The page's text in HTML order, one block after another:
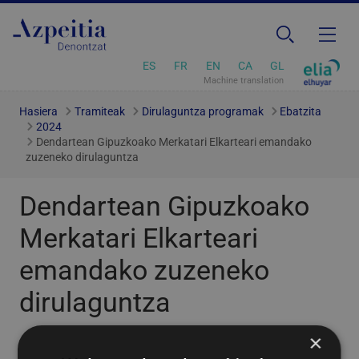
ES FR EN CA GL
Machine translation
Hasiera Tramiteak Dirulaguntza programak
Ebatzita
2024
Dendartean Gipuzkoako Merkatari Elkarteari emandako
zuzeneko dirulaguntza
Dendartean Gipuzkoako
Merkatari Elkarteari
emandako zuzeneko
dirulaguntza
×